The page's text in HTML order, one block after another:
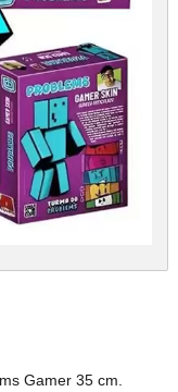
Gamer 35 cm.